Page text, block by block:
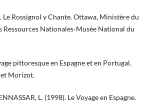
Le Rossignol y Chante. Ottawa, Ministère du
Ressources Nationales-Musée National du
pittoresque en Espagne et en Portugal.
Morizot.
L. (1998). Le Voyage en Espagne.